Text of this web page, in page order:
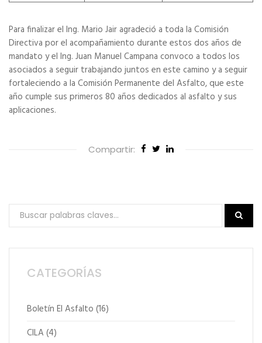
Para finalizar el Ing. Mario Jair agradeció a toda la Comisión
Directiva por el acompañamiento durante estos dos años de
mandato y el Ing. Juan Manuel Campana convoco a todos los
asociados a seguir trabajando juntos en este camino y a seguir
fortaleciendo a la Comisión Permanente del Asfalto, que este
año cumple sus primeros 80 años dedicados al asfalto y sus
aplicaciones.
Compartir:
CATEGORÍAS
Boletín El Asfalto (16)
CILA (4)